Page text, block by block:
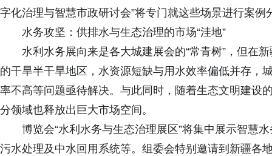
字化治理与智慧市政研讨会”将专门就这些场景进行案例
水务攻坚：供排水与生态治理的市场“洼地”
水利水务展向来是各大城建展会的“常青树”，但在
的干旱半干旱地区，水资源短缺与用水效率偏低并存，
率不高等问题亟待解决。与此同时，随着生态文明建设
分领域也释放出巨大市场空间。
博览会“水利水务与生态治理展区”将集中展示智慧
污水处理及中水回用系统等。组委会特别邀请到新疆各